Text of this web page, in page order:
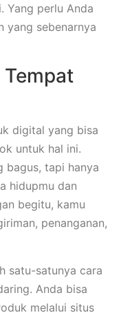
Yang perlu Anda
yang sebenarnya
digital yang bisa
untuk hal ini.
bagus, tapi hanya
hidupmu dan
begitu, kamu
penanganan,
satu-satunya cara
Anda bisa
melalui situs